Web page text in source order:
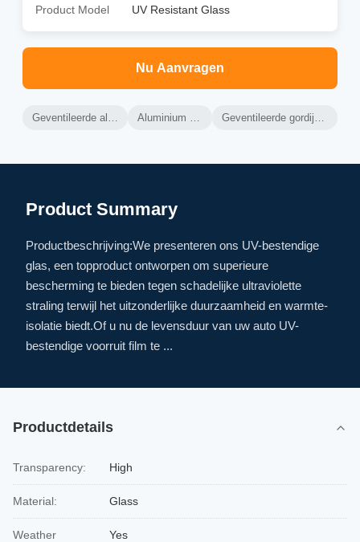
Product Model
UV Resistant Glass
Nu Aanvragen
Geventileerde aluminium gordijnwand Aluminium gordijnwandraam Geventileerde gordijnwand thermische isolatie
Product Summary
Productbeschrijving:We presenteren ons UV-bestendige
glas, een topproduct ontworpen om superieure
bescherming te bieden tegen schadelijke ultraviolette
straling terwijl het uitzonderlijke duurzaamheid en warmte-
isolatie biedt.Of u nu de levensduur van uw auto UV-
bestendige voorruit film te ...
Productdetails
Transparency: High
Material: Glass
Weather
Yes